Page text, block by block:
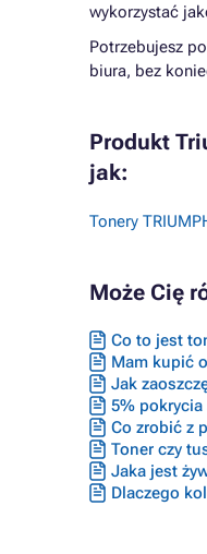
wykorzystać
Potrzebujesz
biura, bez
Produkt
jak:
Tonery
Może Cię
Co to jest
Mam kupić
Jak
5%
Co zrobić z
Toner czy
Jaka jest
Dlaczego